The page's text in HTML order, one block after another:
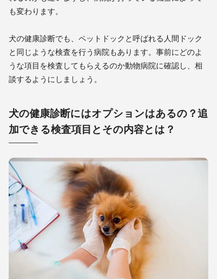
も変わります。
犬の健康診断でも、ペットドックと呼ばれる人間ドック
と同じような検査を行う病院もあります。事前にどのよ
うな項目を検査してもらえるのか動物病院に確認し、相
談するようにしましょう。
犬の健康診断にはオプションはあるの？追
加できる検査項目とその内容とは？